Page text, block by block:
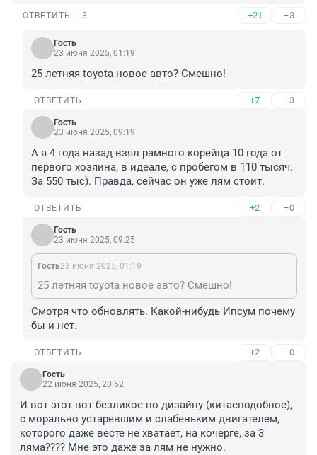
ОТВЕТИТЬ 3 +21 –3
Гость
23 июня 2025, 01:19
25 летняя toyota новое авто? Смешно!
ОТВЕТИТЬ +7 –3
Гость
23 июня 2025, 09:19
А я 4 года назад взял рамного корейца 10 года от
первого хозяина, в идеале, с пробегом в 110 тысяч.
За 550 тыс). Правда, сейчас он уже лям стоит.
ОТВЕТИТЬ +2 –0
Гость
23 июня 2025, 09:25
Гость23 июня 2025, 01:19
25 летняя toyota новое авто? Смешно!
Смотря что обновлять. Какой-нибудь Ипсум почему
бы и нет.
ОТВЕТИТЬ +2 –0
Гость
22 июня 2025, 20:52
И вот этот вот безликое по дизайну (китаеподобное),
с морально устаревшим и слабеньким двигателем,
которого даже весте не хватает, на кочерге, за 3
ляма???? Мне это даже за лям не нужно.